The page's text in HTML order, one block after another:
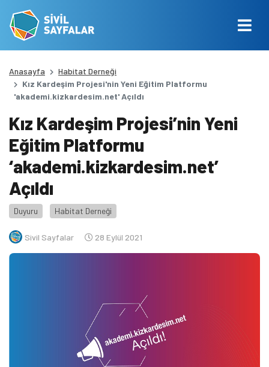
Anasayfa
Habitat Derneği
Kız Kardeşim Projesi'nin Yeni Eğitim Platformu
'akademi.kizkardesim.net' Açıldı
Kız Kardeşim Projesi’nin Yeni
Eğitim Platformu
‘akademi.kizkardesim.net’
Açıldı
Duyuru Habitat Derneği
Sivil Sayfalar 28 Eylül 2021